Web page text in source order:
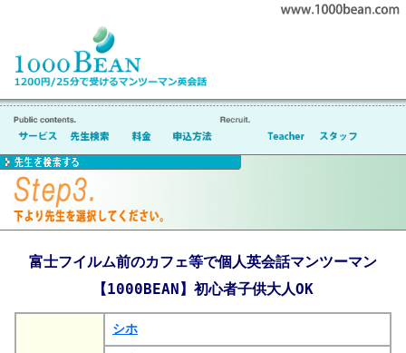
富士フイルム前のカフェ等で個人英会話マンツーマン
【1000BEAN】初心者子供大人OK
シホ